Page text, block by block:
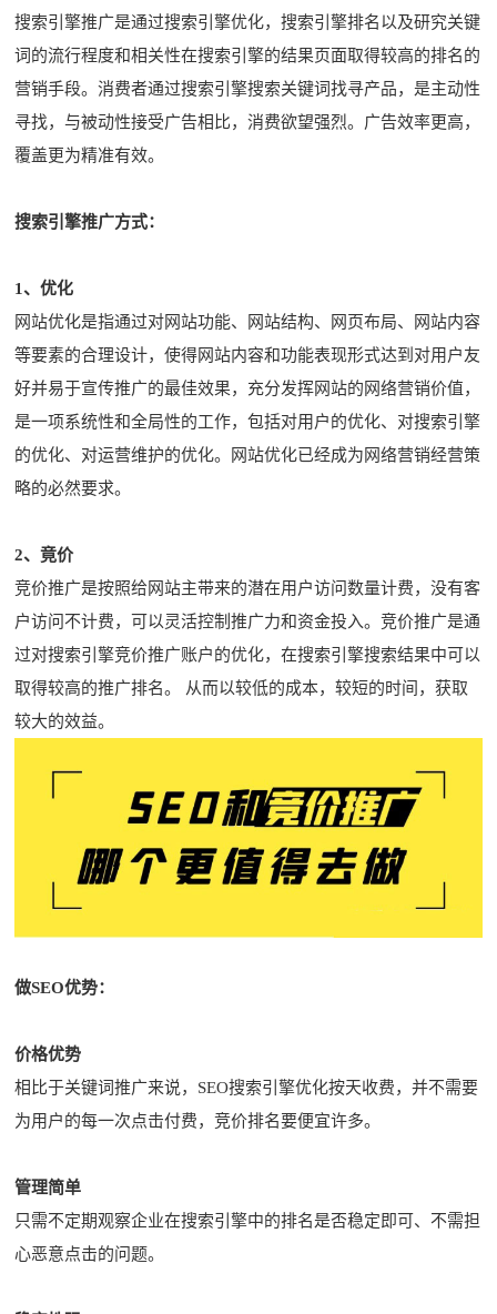
搜索引擎推广是通过搜索引擎优化，搜索引擎排名以及研究关键
词的流行程度和相关性在搜索引擎的结果页面取得较高的排名的
营销手段。消费者通过搜索引擎搜索关键词找寻产品，是主动性
寻找，与被动性接受广告相比，消费欲望强烈。广告效率更高，
覆盖更为精准有效。
搜索引擎推广方式：
1、优化
网站优化是指通过对网站功能、网站结构、网页布局、网站内容
等要素的合理设计，使得网站内容和功能表现形式达到对用户友
好并易于宣传推广的最佳效果，充分发挥网站的网络营销价值，
是一项系统性和全局性的工作，包括对用户的优化、对搜索引擎
的优化、对运营维护的优化。网站优化已经成为网络营销经营策
略的必然要求。
2、竟价
竞价推广是按照给网站主带来的潜在用户访问数量计费，没有客
户访问不计费，可以灵活控制推广力和资金投入。竞价推广是通
过对搜索引擎竞价推广账户的优化，在搜索引擎搜索结果中可以
取得较高的推广排名。 从而以较低的成本，较短的时间，获取
较大的效益。
做SEO优势：
价格优势
相比于关键词推广来说，SEO搜索引擎优化按天收费，并不需要
为用户的每一次点击付费，竞价排名要便宜许多。
管理简单
只需不定期观察企业在搜索引擎中的排名是否稳定即可、不需担
心恶意点击的问题。